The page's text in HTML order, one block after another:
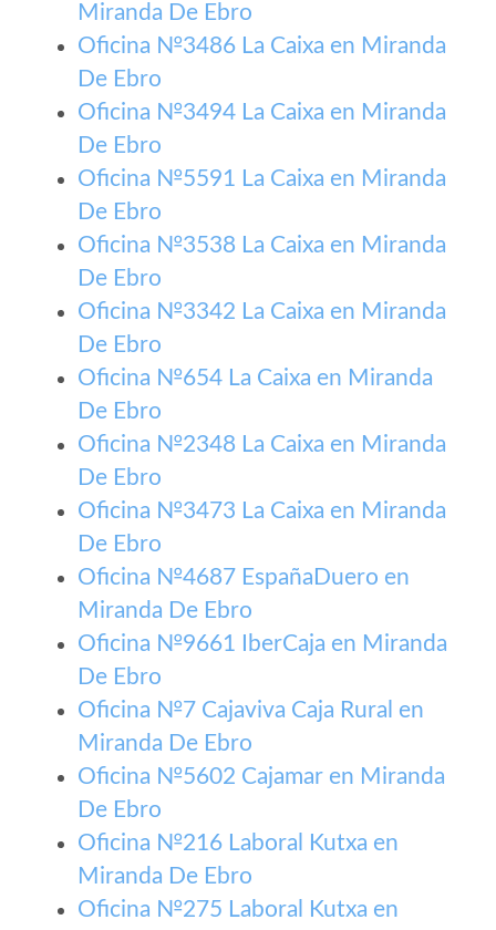
Miranda De Ebro
Oficina №3486 La Caixa en Miranda
De Ebro
Oficina №3494 La Caixa en Miranda
De Ebro
Oficina №5591 La Caixa en Miranda
De Ebro
Oficina №3538 La Caixa en Miranda
De Ebro
Oficina №3342 La Caixa en Miranda
De Ebro
Oficina №654 La Caixa en Miranda
De Ebro
Oficina №2348 La Caixa en Miranda
De Ebro
Oficina №3473 La Caixa en Miranda
De Ebro
Oficina №4687 EspañaDuero en
Miranda De Ebro
Oficina №9661 IberCaja en Miranda
De Ebro
Oficina №7 Cajaviva Caja Rural en
Miranda De Ebro
Oficina №5602 Cajamar en Miranda
De Ebro
Oficina №216 Laboral Kutxa en
Miranda De Ebro
Oficina №275 Laboral Kutxa en